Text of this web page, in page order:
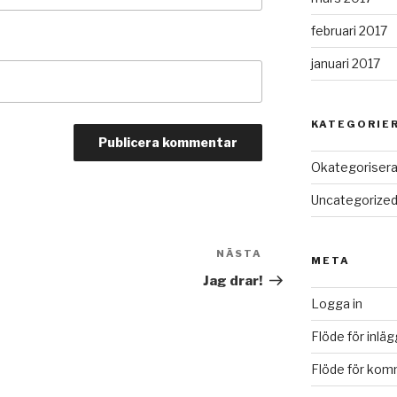
inlägg
NÄSTA
Jag drar!
februari 2017
januari 2017
KATEGORIER
Uncategorized
META
Logga in
Flöde för
Flöde för